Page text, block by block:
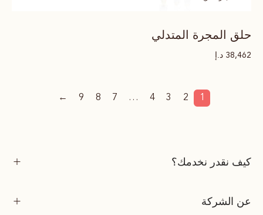
حلق المجرة المتدلي
38,462 د.إ
1
2
3
4
…
7
8
9
←
كيف نقدر نخدمك؟
عن الشركة